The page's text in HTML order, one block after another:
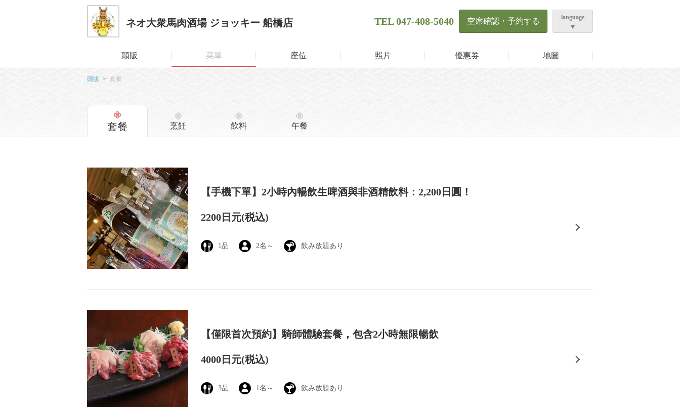
ネオ大衆馬肉酒場 ジョッキー 船橋店 TEL047-408-5040 空席確認・予約する language
頭版 菜單 座位 照片 優惠券 地圖
頭版 套餐
套餐 烹飪 飲料 午餐
【手機下單】2小時內暢飲生啤酒與非酒精飲料：2,200日圓！
2200日元(税込)
1品 2名～ 飲み放題あり
【僅限首次預約】騎師體驗套餐，包含2小時無限暢飲
4000日元(税込)
3品 1名～ 飲み放題あり